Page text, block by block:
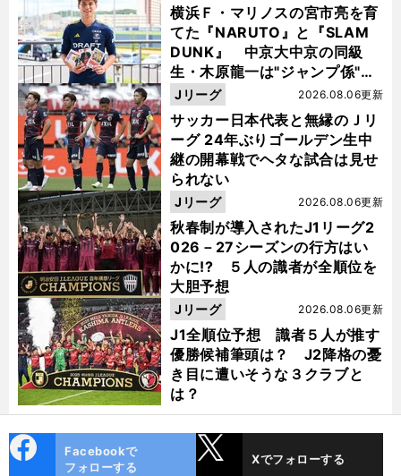
横浜Ｆ・マリノスの宮市亮を育
てた『NARUTO』と『SLAM
DUNK』 中京大中京の同級
生・木原龍一は"ジャンプ係"だ
った
サッカー日本代表と無縁のＪリ
ーグ 24年ぶりゴールデン生中
継の開幕戦でヘタな試合は見せ
られない
2026.08.06更新
Jリーグ
秋春制が導入されたJ1リーグ2
026－27シーズンの行方はい
かに!? ５人の識者が全順位を
大胆予想
2026.08.06更新
Jリーグ
J1全順位予想 識者５人が推す
優勝候補筆頭は？ J2降格の憂
き目に遭いそうな３クラブと
は？
2026.08.06更新
Jリーグ
ok
Facebookで
フォローする
Xでフォローする